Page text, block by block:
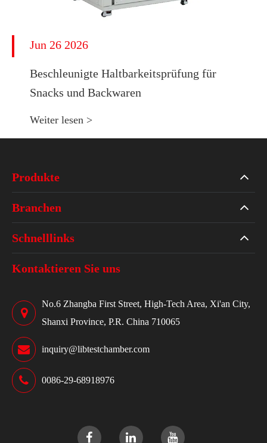
Jun 26 2026
Beschleunigte Haltbarkeitsprüfung für
Snacks und Backwaren
Weiter lesen >
Produkte
Branchen
Schnelllinks
Kontaktieren Sie uns
No.6 Zhangba First Street, High-Tech Area, Xi'an City,
Shanxi Province, P.R. China 710065
inquiry@libtestchamber.com
0086-29-68918976